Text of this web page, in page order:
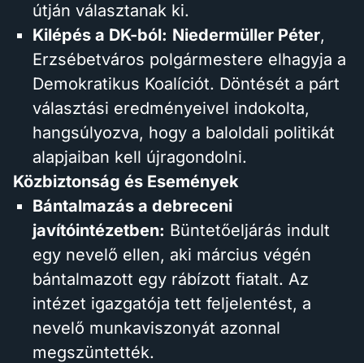
útján választanak ki.
Kilépés a DK-ból: Niedermüller Péter,
Erzsébetváros polgármestere elhagyja a
Demokratikus Koalíciót. Döntését a párt
választási eredményeivel indokolta,
hangsúlyozva, hogy a baloldali politikát
alapjaiban kell újragondolni.
Közbiztonság és Események
Bántalmazás a debreceni
javítóintézetben: Büntetőeljárás indult
egy nevelő ellen, aki március végén
bántalmazott egy rábízott fiatalt. Az
intézet igazgatója tett feljelentést, a
nevelő munkaviszonyát azonnal
megszüntették.